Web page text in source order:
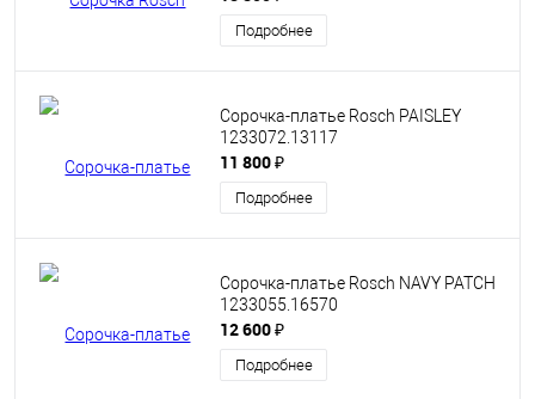
Подробнее
Сорочка-платье Rosch PAISLEY
1233072.13117
11 800 ₽
Подробнее
Сорочка-платье Rosch NAVY PATCH
1233055.16570
12 600 ₽
Подробнее